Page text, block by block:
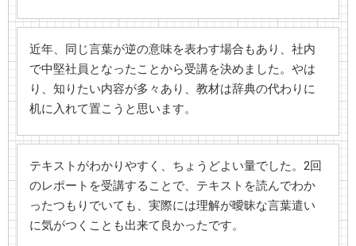
近年、同じ言葉が逆の意味を表わす場合もあり、社内
で中堅社員となったことから受講を決めました。やは
り、知りたい内容が多々あり、教材は辞典の代わりに
机に入れて置こうと思います。
テキストがわかりやすく、ちょうどよい量でした。2回
のレポートを受講することで、テキストを読んでわか
ったつもりでいても、実際には理解が曖昧な言葉遣い
に気がつくことも出来て良かったです。